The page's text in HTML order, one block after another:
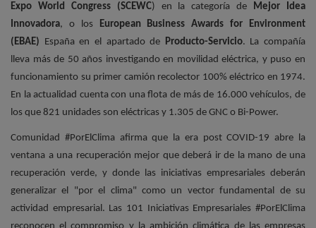
Expo World Congress (SCEWC) en la categoría de
Mejor Idea
Innovadora, o los
European Business Awards for Environment
(EBAE) España en el apartado de Producto-Servicio. La compañía
lleva más de 50 años investigando en movilidad eléctrica, y puso en
funcionamiento su primer camión recolector 100% eléctrico en 1974.
En la actualidad cuenta con una flota de más de 16.000 vehículos, de
los que 821 unidades son eléctricas y 1.305 de GNC o Bi-Power.
Comunidad #PorElClima afirma que la era post COVID-19 abre la
ventana a una recuperación mejor que deberá ir de la mano de una
recuperación verde, y donde las iniciativas empresariales deberán
generalizar el "por el clima" como un vector fundamental de su
actividad empresarial. Las 101 Iniciativas Empresariales #PorElClima